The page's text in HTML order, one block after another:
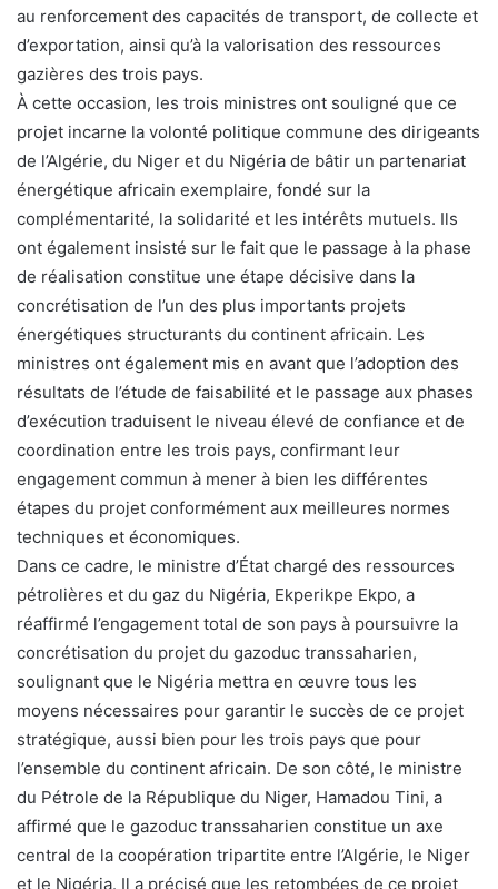
au renforcement des capacités de transport, de collecte et
d’exportation, ainsi qu’à la valorisation des ressources
gazières des trois pays.
À cette occasion, les trois ministres ont souligné que ce
projet incarne la volonté politique commune des dirigeants
de l’Algérie, du Niger et du Nigéria de bâtir un partenariat
énergétique africain exemplaire, fondé sur la
complémentarité, la solidarité et les intérêts mutuels. Ils
ont également insisté sur le fait que le passage à la phase
de réalisation constitue une étape décisive dans la
concrétisation de l’un des plus importants projets
énergétiques structurants du continent africain. Les
ministres ont également mis en avant que l’adoption des
résultats de l’étude de faisabilité et le passage aux phases
d’exécution traduisent le niveau élevé de confiance et de
coordination entre les trois pays, confirmant leur
engagement commun à mener à bien les différentes
étapes du projet conformément aux meilleures normes
techniques et économiques.
Dans ce cadre, le ministre d’État chargé des ressources
pétrolières et du gaz du Nigéria, Ekperikpe Ekpo, a
réaffirmé l’engagement total de son pays à poursuivre la
concrétisation du projet du gazoduc transsaharien,
soulignant que le Nigéria mettra en œuvre tous les
moyens nécessaires pour garantir le succès de ce projet
stratégique, aussi bien pour les trois pays que pour
l’ensemble du continent africain. De son côté, le ministre
du Pétrole de la République du Niger, Hamadou Tini, a
affirmé que le gazoduc transsaharien constitue un axe
central de la coopération tripartite entre l’Algérie, le Niger
et le Nigéria. Il a précisé que les retombées de ce projet